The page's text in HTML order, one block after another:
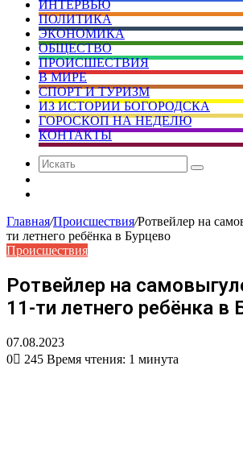
ИНТЕРВЬЮ
ПОЛИТИКА
ЭКОНОМИКА
ОБЩЕСТВО
ПРОИСШЕСТВИЯ
В МИРЕ
СПОРТ И ТУРИЗМ
ИЗ ИСТОРИИ БОГОРОДСКА
ГОРОСКОП НА НЕДЕЛЮ
КОНТАКТЫ
Искать
Главная/Происшествия/Ротвейлер на
ти летнего ребёнка в Бурцево
Происшествия
Ротвейлер на
11-ти летнего ребёнка в
07.08.2023
0
245 Время чтения: 1 минута